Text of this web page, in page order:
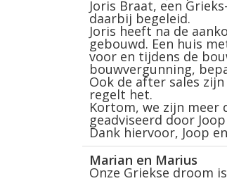
Joris Braat, een
daarbij begeleid.
Joris heeft na de
gebouwd. Een huis
voor en tijdens de
bouwvergunning,
Ook de after sales
regelt het.
Kortom, we zijn meer
geadviseerd door
Dank hiervoor, Joop
Marian en Marius
Onze Griekse droom